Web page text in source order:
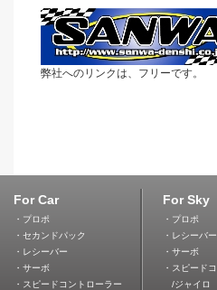
弊社へのリンクは、フリーです。
For Car
・プロポ
・セカンドパック
・レシーバー
・サーボ
・スピードコントローラー
For Sky
・プロポ
・レシーバー
・サーボ
・スピード
/ジャイロ